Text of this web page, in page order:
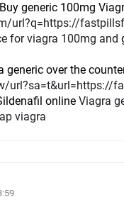
Buy generic 100mg
url?q=https://
for viagra 100mg and
generic over the
url?sa=t&url=https://
online Viagra
viagra